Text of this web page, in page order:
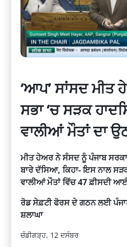
‘ਆਪ’ ਸਾਂਸਦ ਮੀਤ
ਸਭਾ ‘ਚ ਸੜਕ
ਵਾਲੀਆਂ ਮੌਤਾਂ ਦਾ
ਮੀਤ ਹੇਅਰ ਨੇ ਸੰਸਦ ਨੂੰ ਪੰਜਾਬ
ਬਾਰੇ ਦੱਸਿਆ, ਕਿਹਾ- ਇਸ ਨਾਲ
ਵਾਲੀਆਂ ਮੌਤਾਂ ਵਿੱਚ 47 ਫ਼ੀਸਦੀ
ਰੋਡ ਸੇਫ਼ਟੀ ਫੋਰਸ ਦੇ ਗਠਨ ਲਈ
ਸ਼ਲਾਘਾ
ਚੰਡੀਗੜ੍ਹ, 12 ਦਸੰਬਰ